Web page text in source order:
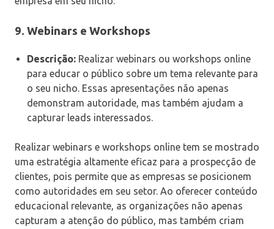
9. Webinars e Workshops
Descrição: Realizar webinars ou workshops online
para educar o público sobre um tema relevante para
o seu nicho. Essas apresentações não apenas
demonstram autoridade, mas também ajudam a
capturar leads interessados.
Realizar webinars e workshops online tem se mostrado
uma estratégia altamente eficaz para a prospecção de
clientes, pois permite que as empresas se posicionem
como autoridades em seu setor. Ao oferecer conteúdo
educacional relevante, as organizações não apenas
capturam a atenção do público, mas também criam